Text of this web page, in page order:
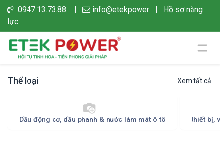
0947.13.73.88 | info@etekpower |
Hồ sơ năng
lực
Thể loại Xem tất cả
Dầu động cơ, dầu phanh & nước làm mát ô tô thiết bị,